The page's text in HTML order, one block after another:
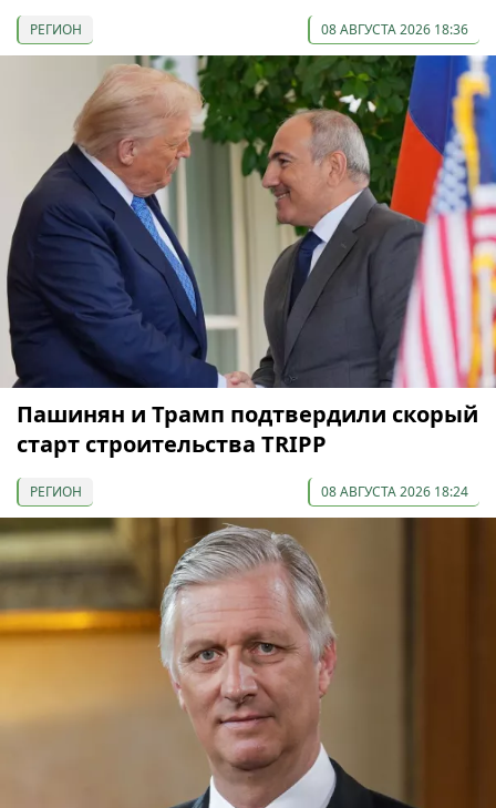
РЕГИОН 08 АВГУСТА 2026 18:36
Пашинян и Трамп подтвердили скорый
старт строительства TRIPP
РЕГИОН 08 АВГУСТА 2026 18:24